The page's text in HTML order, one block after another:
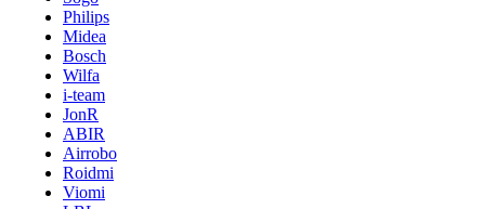
Philips
Midea
Bosch
Wilfa
i-team
JonR
ABIR
Airrobo
Roidmi
Viomi